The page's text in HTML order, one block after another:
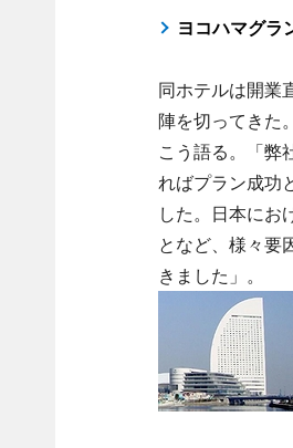
ヨコハマグラ
同ホテルは開業
陣を切ってきた
こう語る。「弊
ればプラン成功
した。日本にお
となど、様々要
きました」。